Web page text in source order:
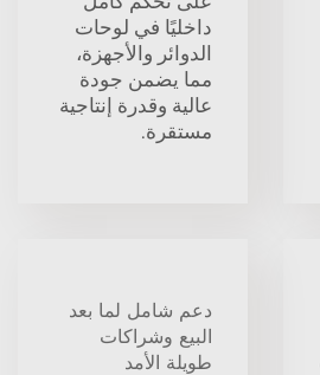
داخليًا في لوحات
الدوائر والأجهزة،
مما يضمن جودة
عالية وقدرة إنتاجية
مستقرة.
دعم شامل لما بعد
البيع وشراكات
طويلة الأمد